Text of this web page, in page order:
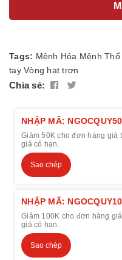
Tags: Mệnh Hỏa Mệnh Thổ
tay Vòng hạt trơn
Chia sẻ:
NHẬP MÃ:
Giảm 50K cho đơn hàng giá
giá có hạn.
Sao chép
NHẬP MÃ:
Giảm 100K cho đơn hàng
giá có hạn.
Sao chép